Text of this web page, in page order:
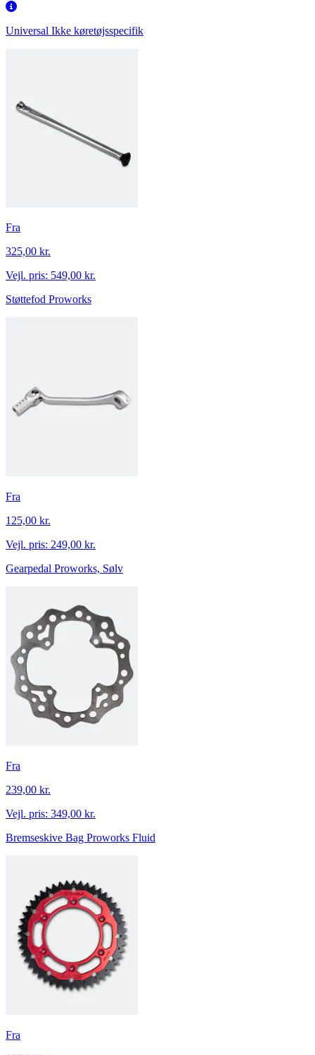
Universal Ikke køretøjsspecifik
Fra
325,00 kr.
Vejl. pris: 549,00 kr.
Støttefod Proworks
Fra
125,00 kr.
Vejl. pris: 249,00 kr.
Gearpedal Proworks, Sølv
Fra
239,00 kr.
Vejl. pris: 349,00 kr.
Bremseskive Bag Proworks Fluid
Fra